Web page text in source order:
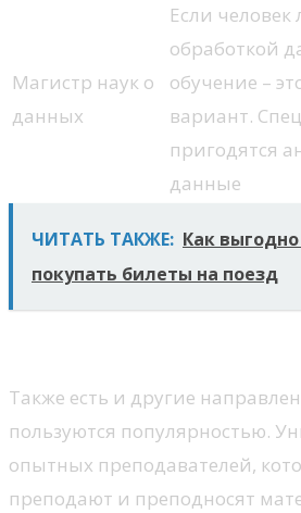
Магистр наук о
данных
Если
обработкой
обучение –
вариант.
пригодятся
данные
ЧИТАТЬ ТАКЖЕ: Как
покупать билеты на поезд
Также есть и другие
пользуются популярностью.
опытных преподавателей,
преподают и преподносят